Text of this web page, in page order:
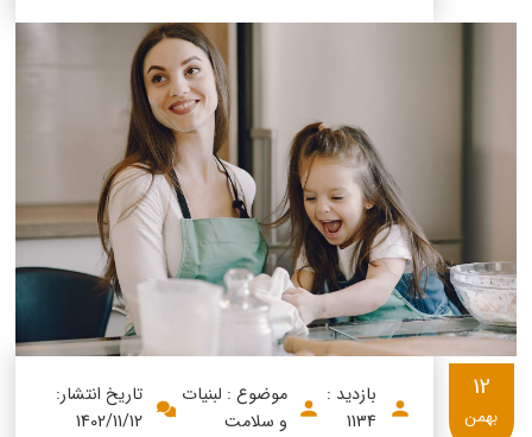
بازدید :
1134
موضوع : لبنیات
و سلامت
تاریخ انتشار:
1402/11/12
12
بهمن